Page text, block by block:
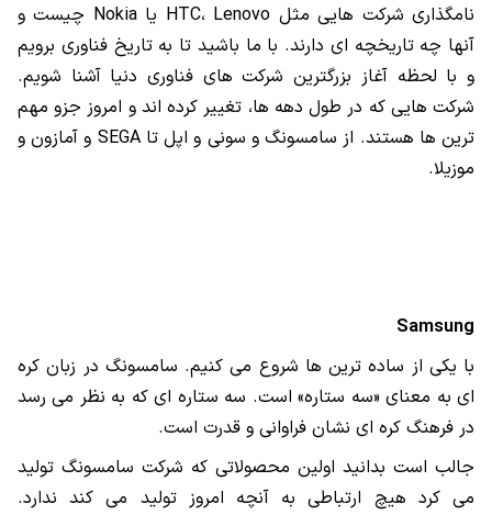
نامگذاری شرکت هایی مثل HTC، Lenovo یا Nokia چیست و
آنها چه تاریخچه ای دارند. با ما باشید تا به تاریخ فناوری برویم
و با لحظه آغاز بزرگترین شرکت های فناوری دنیا آشنا شویم.
شرکت هایی که در طول دهه ها، تغییر کرده اند و امروز جزو مهم
ترین ها هستند. از سامسونگ و سونی و اپل تا SEGA و آمازون و
موزیلا.
Samsung
با یکی از ساده ترین ها شروع می کنیم. سامسونگ در زبان کره
ای به معنای «سه ستاره» است. سه ستاره ای که به نظر می رسد
در فرهنگ کره ای نشان فراوانی و قدرت است.
جالب است بدانید اولین محصولاتی که شرکت سامسونگ تولید
می کرد هیچ ارتباطی به آنچه امروز تولید می کند ندارد.